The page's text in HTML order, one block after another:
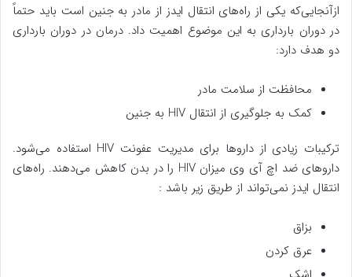
ازآنجایی‌که یکی از راه‌های انتقال ایدز از مادر به جنین است باید حتماً
در دوران بارداری به این موضوع اهمیت داد. درمان در دوران بارداری
دو هدف دارد:
محافظت از سلامت مادر
کمک به جلوگیری از انتقال HIV به جنین
ترکیبات زیادی از داروها برای مدیریت عفونت HIV استفاده می‌شود.
داروهای ضد اچ آی وی میزان HIV را در بدن کاهش می‌دهند. راه‌های
انتقال ایدز نمی‌تواند از طریق زیر باشد :
بزاق
عرق کردن